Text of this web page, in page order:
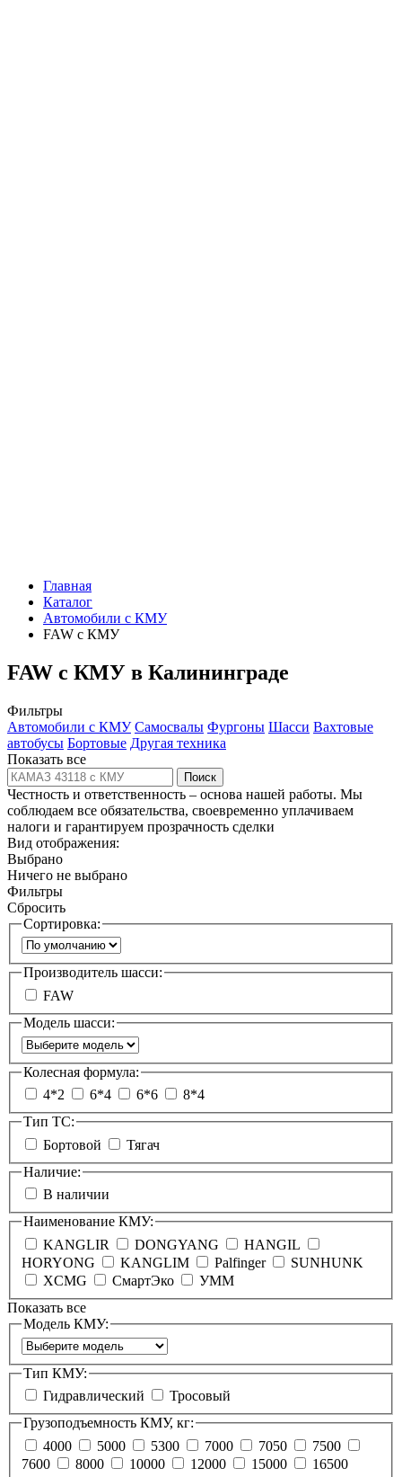
Главная
Каталог
Автомобили с КМУ
FAW c КМУ
FAW c КМУ в Калининграде
Фильтры
Автомобили с КМУ Самосвалы Фургоны Шасси Вахтовые
автобусы Бортовые Другая техника
Показать все
Поиск
Честность и ответственность – основа нашей работы. Мы
соблюдаем все обязательства, своевременно уплачиваем
налоги и гарантируем прозрачность сделки
Вид отображения:
Выбрано
Ничего не выбрано
Фильтры
Сбросить
Сортировка:
Производитель шасси:
FAW
Модель шасси:
Колесная формула:
4*2
6*4 6*6
8*4
Тип ТС:
Бортовой
Тягач
Наличие:
В наличии
Наименование КМУ:
KANGLIR
DONGYANG
HANGIL
HORYONG
KANGLIM Palfinger
SUNHUNK
XCMG
СмартЭко
УММ
Показать все
Модель КМУ:
Тип КМУ:
Гидравлический
Тросовый
Грузоподъемность КМУ, кг:
4000
5000 5300 7000 7050
7500
7600
8000 10000 12000 15000 16500